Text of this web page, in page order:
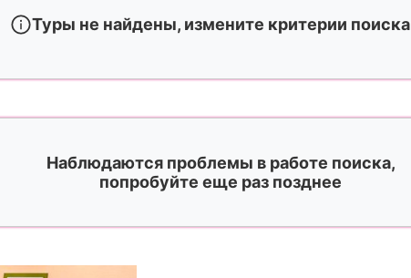
Туры не найдены, измените критерии поиска
Наблюдаются проблемы в работе поиска,
попробуйте еще раз позднее